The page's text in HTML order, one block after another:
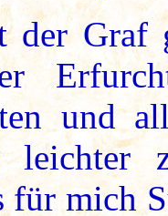
der Graf
und
leichter
für mich